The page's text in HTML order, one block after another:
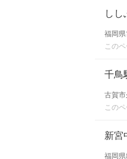
しし
福岡
この
千鳥
古賀
この
新宮
福岡